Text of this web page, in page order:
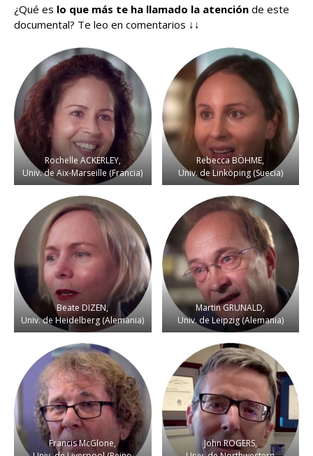
¿Qué es lo que más te ha llamado la atención de este
documental? Te leo en comentarios ↓↓
Rochelle ACKERLEY,
Univ. de Aix-Marseille (Francia)
Rebecca BÖHME,
Univ. de Linköping (Suecia)
Beate DIZEN,
Univ. de Heidelberg (Alemania)
Martin GRUNALD,
Univ. de Leipzig (Alemania)
Francis McGlone,
John ROGERS,